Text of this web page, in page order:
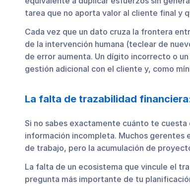
tarea que no aporta valor al cliente final y
Cada vez que un dato cruza la frontera
de la intervención humana (teclear de
de error aumenta. Un dígito incorrecto o
gestión adicional con el cliente y, como
La falta de trazabilidad
Si no sabes exactamente cuánto te
información incompleta. Muchos gerentes
de trabajo, pero la acumulación de
La falta de un ecosistema que vincule el
pregunta más importante de tu